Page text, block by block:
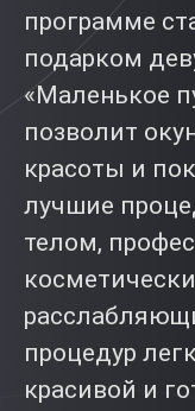
программе
подарком
«Маленькое
позволит
красоты и
лучшие
телом,
процедур
красивой и